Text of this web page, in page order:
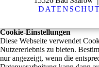
Cookie-Einstellungen
Diese Webseite verwendet
Nutzererlebnis zu bieten.
nur angezeigt, wenn die